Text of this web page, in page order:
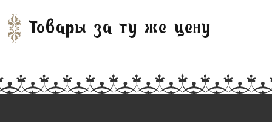
Товары за ту же цену